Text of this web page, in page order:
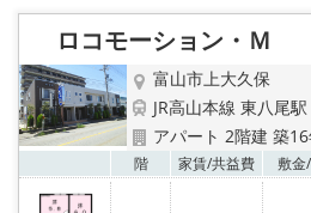
ロコモーション・Ｍ
富山市上大久保
JR高山本線 東八尾
アパート 2階建 築
階 家賃/共益費 敷金/